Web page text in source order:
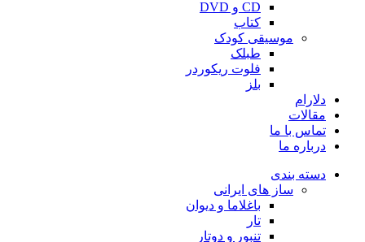
CD و DVD
کتاب
موسیقی کودک
طبلک
فلوت ریکوردر
بلز
دلارام
مقالات
تماس با ما
درباره ما
دسته بندی
ساز های ایرانی
باغلاما و دیوان
تار
تنبور و دوتار